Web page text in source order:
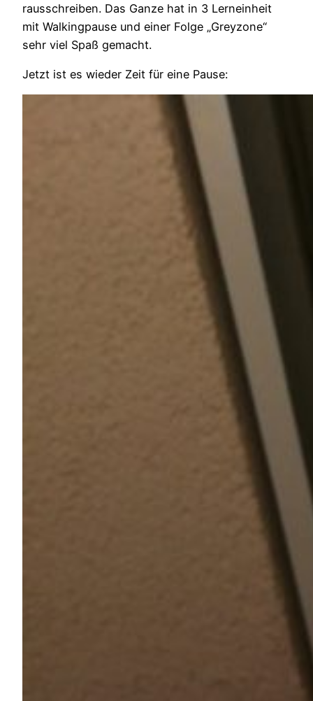
rausschreiben. Das Ganze hat in 3 Lerneinheit
mit Walkingpause und einer Folge „Greyzone“
sehr viel Spaß gemacht.
Jetzt ist es wieder Zeit für eine Pause: